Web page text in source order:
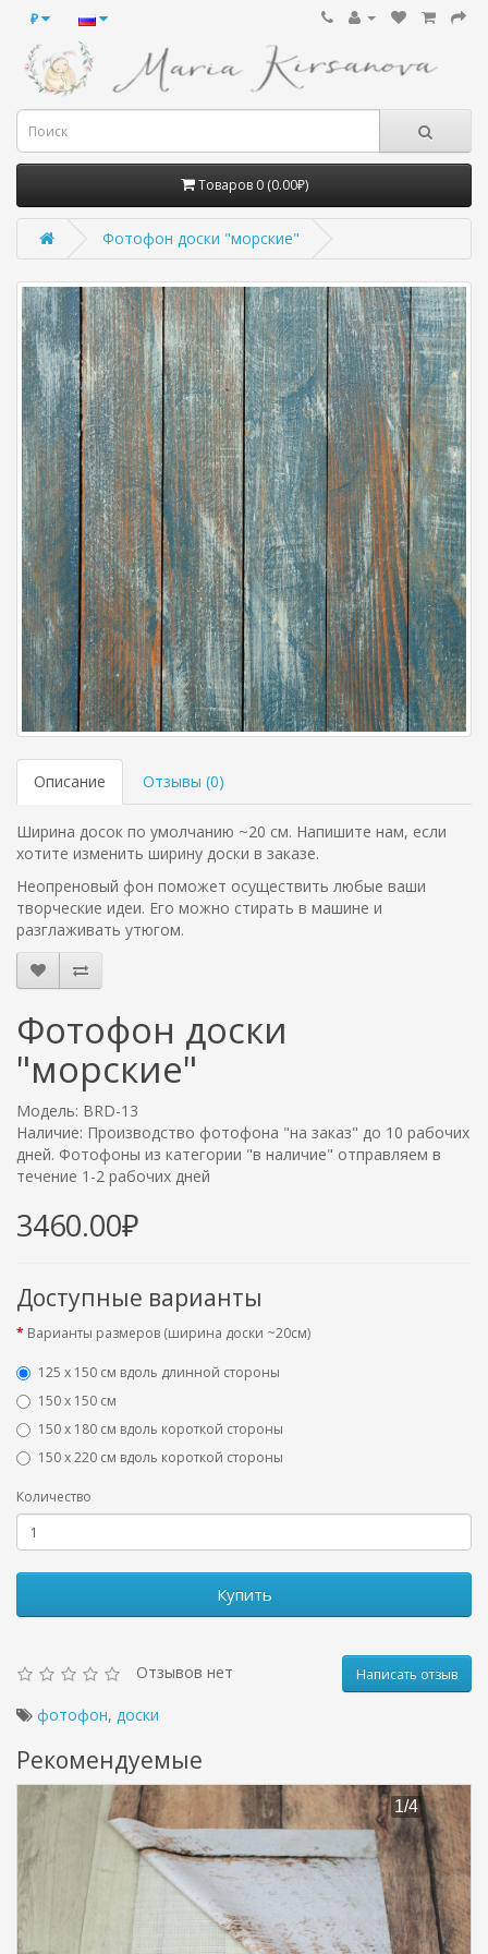
₽
Товаров 0 (0.00₽)
Фотофон доски "морские"
Описание Отзывы (0)
Ширина досок по умолчанию ~20 см. Напишите нам, если
хотите изменить ширину доски в заказе.
Неопреновый фон поможет осуществить любые ваши
творческие идеи. Его можно стирать в машине и
разглаживать утюгом.
Фотофон доски
"морские"
Модель: BRD-13
Наличие: Производство фотофона "на заказ" до 10 рабочих
дней. Фотофоны из категории "в наличие" отправляем в
течение 1-2 рабочих дней
3460.00₽
Доступные варианты
Варианты размеров (ширина доски ~20см)
125 х 150 см вдоль длинной стороны
150 х 150 см
150 х 180 см вдоль короткой стороны
150 х 220 см вдоль короткой стороны
Количество
Купить
Отзывов нет Написать отзыв
фотофон, доски
Рекомендуемые